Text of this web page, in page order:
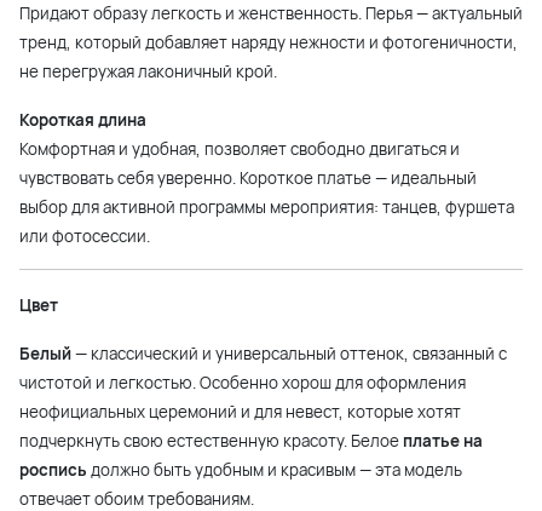
Придают образу легкость и женственность. Перья — актуальный
тренд, который добавляет наряду нежности и фотогеничности,
не перегружая лаконичный крой.
Короткая длина
Комфортная и удобная, позволяет свободно двигаться и
чувствовать себя уверенно. Короткое платье — идеальный
выбор для активной программы мероприятия: танцев, фуршета
или фотосессии.
Цвет
Белый— классический и универсальный оттенок, связанный с
чистотой и легкостью. Особенно хорош для оформления
неофициальных церемоний и для невест, которые хотят
подчеркнуть свою естественную красоту. Белое платье на
роспись должно быть удобным и красивым — эта модель
отвечает обоим требованиям.